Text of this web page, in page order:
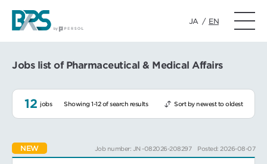
JA / EN
Jobs list of Pharmaceutical & Medical Affairs
12 jobs Showing 1-12 of search results Sort by newest to oldest
NEW Job number: JN -082026-208297 Posted: 2026-08-07